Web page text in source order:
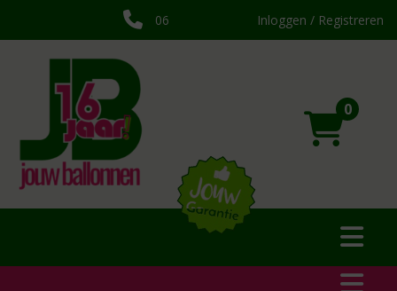
06 Inloggen / Registreren
0